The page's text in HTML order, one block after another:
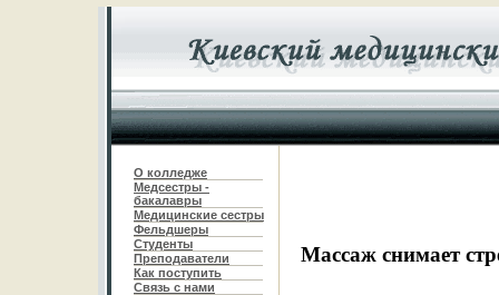
О колледже
Медсестры -
бакалавры
Медицинские сестры
Фельдшеры
Студенты
Преподаватели
Как поступить
Связь с нами
Массаж снимает